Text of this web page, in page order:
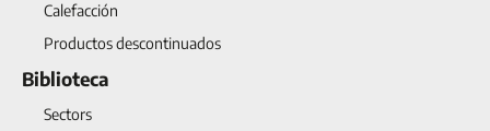
Calefacción
Productos descontinuados
Biblioteca
Sectors